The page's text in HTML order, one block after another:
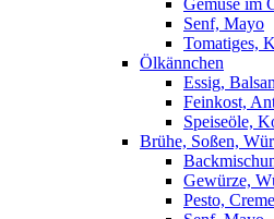
Gemüse im
Senf, Mayo
Tomatiges,
Ölkännchen
Essig,
Feinkost,
Speiseöle,
Brühe, Soßen,
Gewürze,
Pesto,